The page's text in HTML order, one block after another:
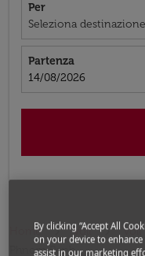
Per
Seleziona destinazione
Partenza
fc-booking-departure-
14/08/2026
Home Voli Voli
Phnom Penh
By clicking “Accept All
on your device to
assist in our marketing